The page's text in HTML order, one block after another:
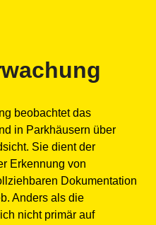
beobachtet das
in Parkhäusern über
Sie dient der
Erkennung von
Dokumentation
Anders als die
nicht primär auf